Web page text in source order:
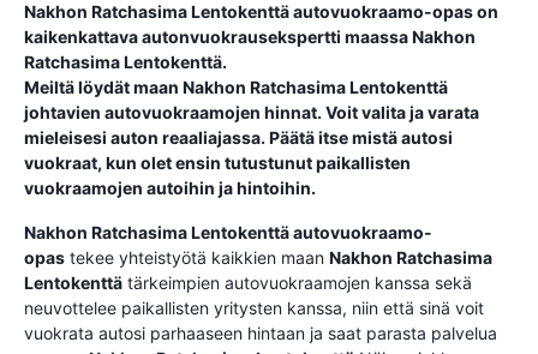
Nakhon Ratchasima Lentokenttäautovuokraamo-opason
kaikenkattava autonvuokrausekspertti maassaNakhon
Ratchasima Lentokenttä.
Meiltä löydät maan Nakhon Ratchasima Lentokenttä
johtavien autovuokraamojen hinnat. Voit valita ja varata
mieleisesi auton reaaliajassa. Päätä itse mistä autosi
vuokraat, kun olet ensin tutustunut paikallisten
vuokraamojen autoihin ja hintoihin.
Nakhon Ratchasima Lentokenttäautovuokraamo-
opas tekee yhteistyötä kaikkien maan Nakhon Ratchasima
Lentokenttä tärkeimpien autovuokraamojen kanssa sekä
neuvottelee paikallisten yritysten kanssa, niin että sinä voit
vuokrata autosi parhaaseen hintaan ja saat parasta palvelua